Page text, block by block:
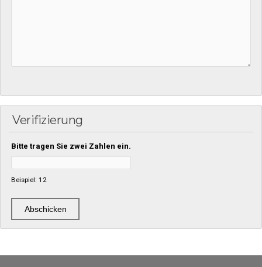
Verifizierung
Bitte tragen Sie zwei Zahlen ein.
Beispiel: 12